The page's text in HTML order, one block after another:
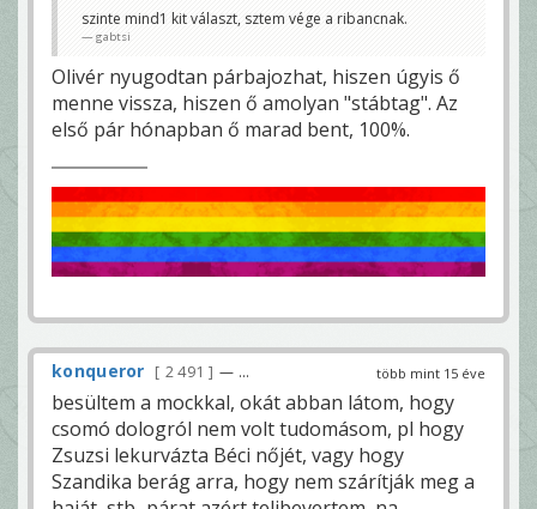
szinte mind1 kit választ, sztem vége a ribancnak.
gabtsi
Olivér nyugodtan párbajozhat, hiszen úgyis ő
menne vissza, hiszen ő amolyan "stábtag". Az
első pár hónapban ő marad bent, 100%.
több mint 15 éve
konqueror 2 491 — ...
besültem a mockkal, okát abban látom, hogy
csomó dologról nem volt tudomásom, pl hogy
Zsuzsi lekurvázta Béci nőjét, vagy hogy
Szandika berág arra, hogy nem szárítják meg a